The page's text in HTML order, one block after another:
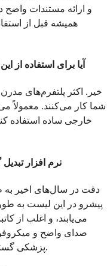
همیشه قبل از
۳. آیا برای استفاده
خیر. اکثر پلتفرم‌های
شما کار می‌کنند. معمولاً
۴. نرم افزار
دقت در سال‌های اخیر به
می‌یابند، و اغلب از
صدای واضح و
پزشکی گسترده آموزش دیده‌اند تا دقت را تضمین کنند.